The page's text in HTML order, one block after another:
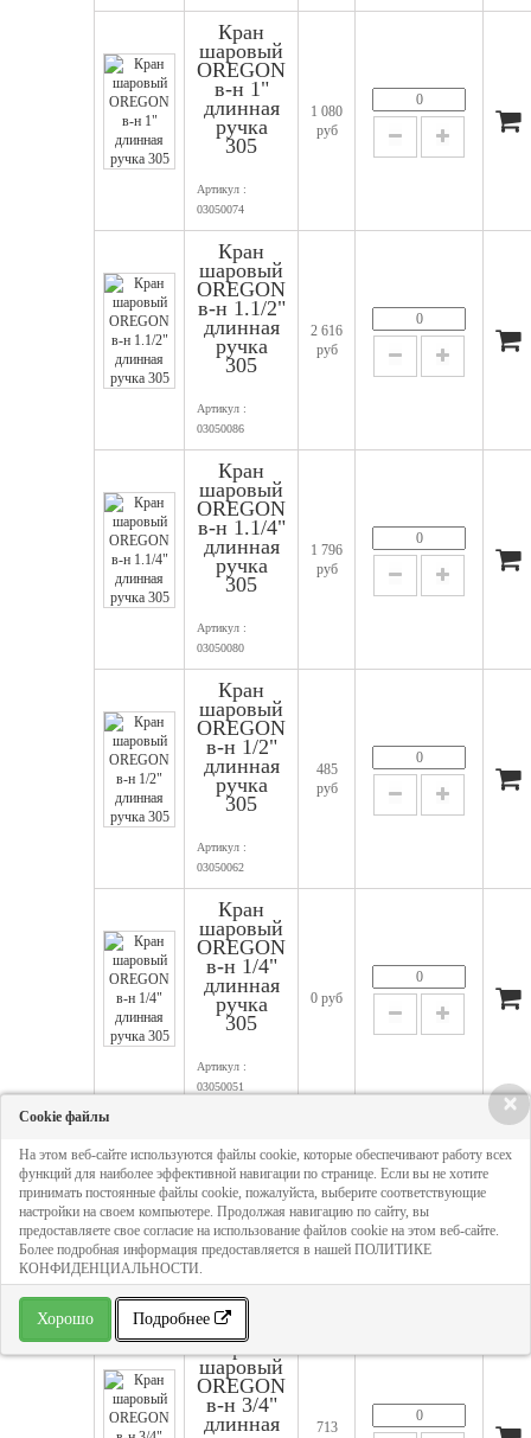
Кран
шаровый
OREGON
в-н 1"
длинная
ручка
305
Артикул :
03050074
1 080
руб
Кран
шаровый
OREGON
в-н 1.1/2"
длинная
ручка
305
Артикул :
03050086
2 616
руб
Кран
шаровый
OREGON
в-н 1.1/4"
длинная
ручка
305
Артикул :
03050080
1 796
руб
Кран
шаровый
OREGON
в-н 1/2"
длинная
ручка
305
Артикул :
03050062
485
руб
Кран
шаровый
OREGON
в-н 1/4"
длинная
ручка
305
Артикул :
03050051
0 руб
шаровый
OREGON
в-н 2"
длинная
ручка
305
Артикул :
4 220
руб
Кран
шаровый
OREGON
в-н 3/4"
длинная
713
×
Cookie файлы
На этом веб-сайте используются файлы cookie, которые обеспечивают работу всех
функций для наиболее эффективной навигации по странице. Если вы не хотите
принимать постоянные файлы cookie, пожалуйста, выберите соответствующие
настройки на своем компьютере. Продолжая навигацию по сайту, вы
предоставляете свое согласие на использование файлов cookie на этом веб-сайте.
Более подробная информация предоставляется в нашей ПОЛИТИКЕ
КОНФИДЕНЦИАЛЬНОСТИ.
Хорошо Подробнее